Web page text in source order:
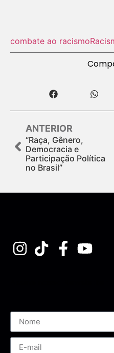
combate ao racismo
ANTERIOR
“Raça, Gênero,
Democracia e
Participação Política
no Brasil”